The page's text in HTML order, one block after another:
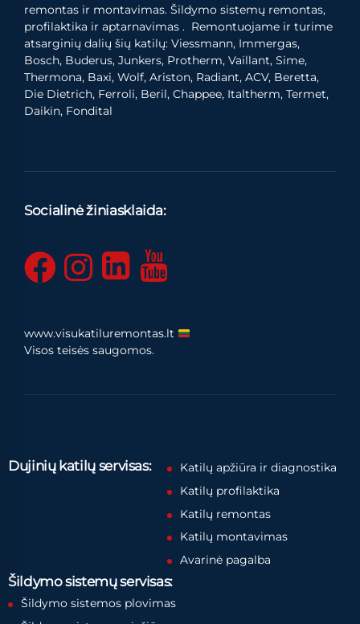
remontas ir montavimas. Šildymo sistemų remontas,
profilaktika ir aptarnavimas . Remontuojame ir turime
atsarginių dalių šių katilų: Viessmann, Immergas,
Bosch, Buderus, Junkers, Protherm, Vaillant, Sime,
Thermona, Baxi, Wolf, Ariston, Radiant, ACV, Beretta,
Die Dietrich, Ferroli, Beril, Chappee, Italtherm, Termet,
Daikin, Fondital
Socialinė žiniasklaida:
www.visukatiluremontas.lt
Visos teisės saugomos.
Dujinių katilų servisas:
Katilų apžiūra ir diagnostika
Katilų profilaktika
Katilų remontas
Katilų montavimas
Avarinė pagalba
Šildymo sistemų servisas:
Šildymo sistemos plovimas